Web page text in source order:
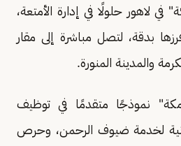
لاهور حلولًا في إدارة الأمتعة،
بدقة، لتصل مباشرة إلى مقار
والمدينة المنورة.
نموذجًا متقدمًا في توظيف
لخدمة ضيوف الرحمن، وحرص